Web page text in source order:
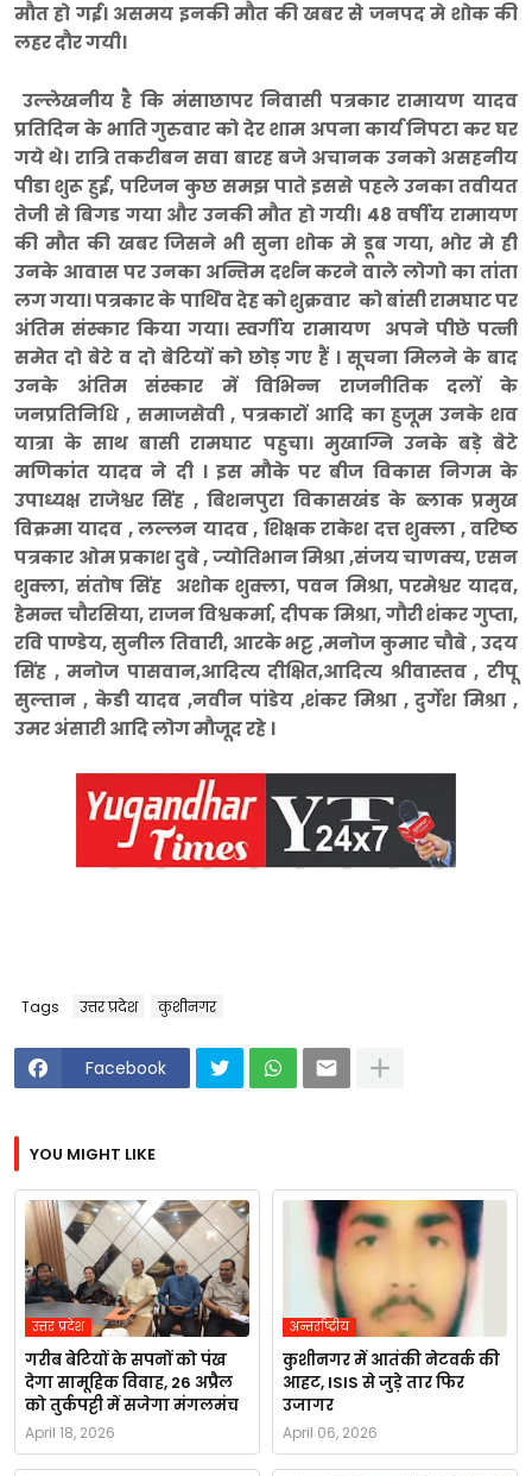
मौत हो गई। असमय इनकी मौत की खबर से जनपद मे शोक की
लहर दौर गयी।
उल्लेखनीय है कि मंसाछापर निवासी पत्रकार रामायण यादव
प्रतिदिन के भाति गुरुवार को देर शाम अपना कार्य निपटा कर घर
गये थे। रात्रि तकरीबन सवा बारह बजे अचानक उनको असहनीय
पीडा शुरू हुई, परिजन कुछ समझ पाते इससे पहले उनका तवीयत
तेजी से बिगड गया और उनकी मौत हो गयी। 48 वर्षीय रामायण
की मौत की खबर जिसने भी सुना शोक मे डूब गया, भोर मे ही
उनके आवास पर उनका अन्तिम दर्शन करने वाले लोगो का तांता
लग गया। पत्रकार के पार्थिव देह को शुक्रवार को बांसी रामघाट पर
अंतिम संस्कार किया गया। स्वर्गीय रामायण अपने पीछे पत्नी
समेत दो बेटे व दो बेटियों को छोड़ गए हैं । सूचना मिलने के बाद
उनके अंतिम संस्कार में विभिन्न राजनीतिक दलों के
जनप्रतिनिधि , समाजसेवी , पत्रकारों आदि का हुजूम उनके शव
यात्रा के साथ बासी रामघाट पहुचा। मुखाग्नि उनके बड़े बेटे
मणिकांत यादव ने दी । इस मौके पर बीज विकास निगम के
उपाध्यक्ष राजेश्वर सिंह , बिशनपुरा विकासखंड के ब्लाक प्रमुख
विक्रमा यादव , लल्लन यादव , शिक्षक राकेश दत्त शुक्ला , वरिष्ठ
पत्रकार ओम प्रकाश दुबे , ज्योतिभान मिश्रा ,संजय चाणक्य, एसन
शुक्ला, संतोष सिंह अशोक शुक्ला, पवन मिश्रा, परमेश्वर यादव,
हेमन्त चौरसिया, राजन विश्वकर्मा, दीपक मिश्रा, गौरी शंकर गुप्ता,
रवि पाण्डेय, सुनील तिवारी, आरके भट्ट ,मनोज कुमार चौबे , उदय
सिंह , मनोज पासवान,आदित्य दीक्षित,आदित्य श्रीवास्तव , टीपू
सुल्तान , केडी यादव ,नवीन पांडेय ,शंकर मिश्रा , दुर्गेश मिश्रा ,
उमर अंसारी आदि लोग मौजूद रहे ।
Tags उत्तर प्रदेश कुशीनगर
Facebook
YOU MIGHT LIKE
उत्तर प्रदेश
गरीब बेटियों के सपनों को पंख
देगा सामूहिक विवाह, 26 अप्रैल
को तुर्कपट्टी में सजेगा मंगलमंच
April 18, 2026
अन्तर्राष्ट्रीय
कुशीनगर में आतंकी नेटवर्क की
आहट, ISIS से जुड़े तार फिर
उजागर
April 06, 2026